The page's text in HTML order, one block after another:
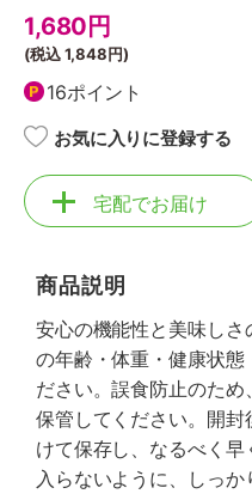
1,680 円
(税込1,848円)
16ポイント
お気に入りに登録する
宅配でお届け
商品説明
安心の機能性と美味し
の年齢・体重・健康状態
ださい。誤食防止のた
保管してください。開
けて保存し、なるべく
入らないように、しっか